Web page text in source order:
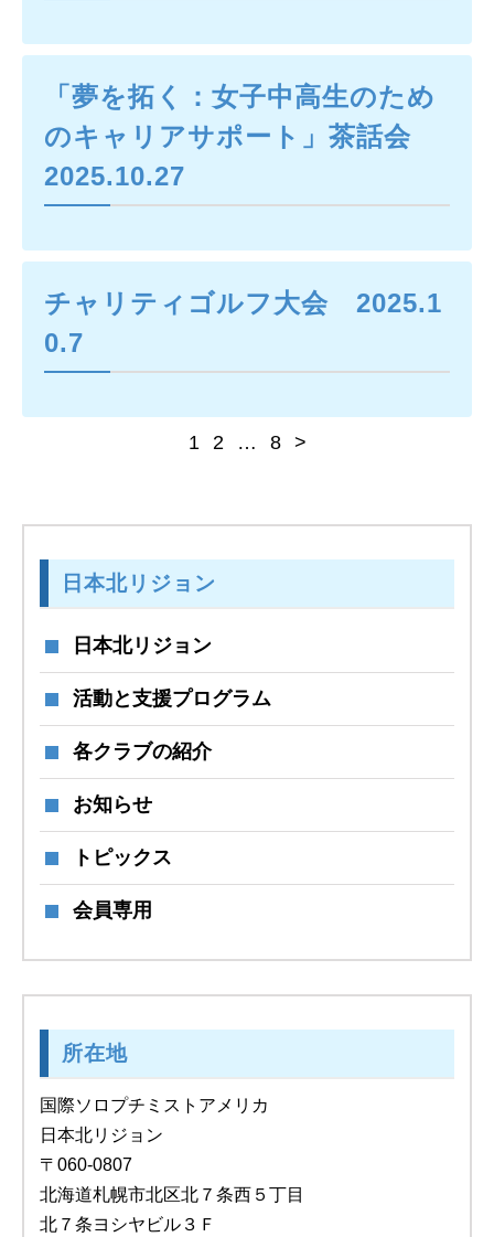
「夢を拓く：女子中高生のため
のキャリアサポート」茶話会
2025.10.27
チャリティゴルフ大会 2025.1
0.7
1 2 … 8 >
日本北リジョン
日本北リジョン
活動と支援プログラム
各クラブの紹介
お知らせ
トピックス
会員専用
所在地
国際ソロプチミストアメリカ
日本北リジョン
〒060-0807
北海道札幌市北区北７条西５丁目
北７条ヨシヤビル３Ｆ